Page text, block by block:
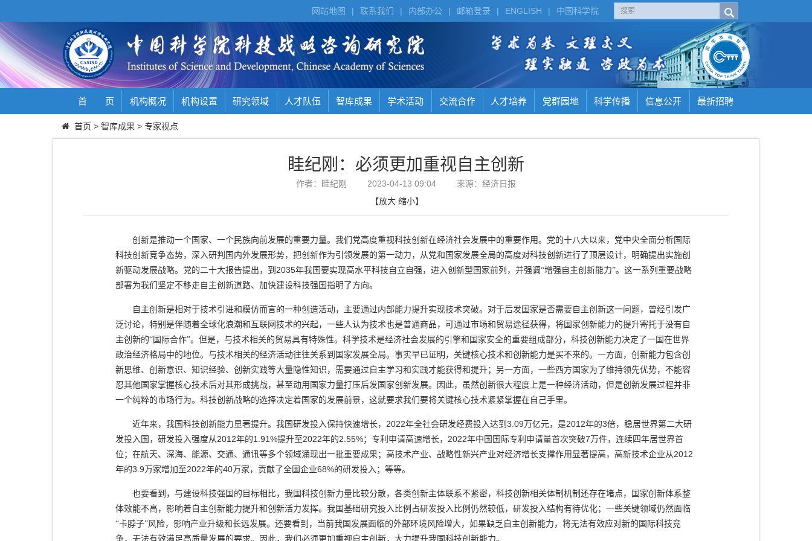
中国科学院
|
ENGLISH
|
邮箱登录
|
内部办公
|
联系我们
|
网站地图
首 页 机构概况 机构设置 研究领域 人才队伍 智库成果 学术活动 交流合作 人才培养 党群园地 科学传播 信息公开 最新招聘
首页 > 智库成果 > 专家视点
眭纪刚：必须更加重视自主创新
作者：眭纪刚 2023-04-13 09:04
来源：经济日报
【放大 缩小】
创新是推动一个国家、一个民族向前发展的重要力量。我们党高度重视科技创新在经济社会发展中的重要作用。党的十八大以来，党中央全面分析国际
科技创新竞争态势，深入研判国内外发展形势，把创新作为引领发展的第一动力，从党和国家发展全局的高度对科技创新进行了顶层设计，明确提出实施创
新驱动发展战略。党的二十大报告提出，到2035年我国要实现高水平科技自立自强，进入创新型国家前列，并强调“增强自主创新能力”。这一系列重要战略
部署为我们坚定不移走自主创新道路、加快建设科技强国指明了方向。
自主创新是相对于技术引进和模仿而言的一种创造活动，主要通过内部能力提升实现技术突破。对于后发国家是否需要自主创新这一问题，曾经引发广
泛讨论，特别是伴随着全球化浪潮和互联网技术的兴起，一些人认为技术也是普通商品，可通过市场和贸易途径获得，将国家创新能力的提升寄托于没有自
主创新的“国际合作”。但是，与技术相关的贸易具有特殊性。科学技术是经济社会发展的引擎和国家安全的重要组成部分，科技创新能力决定了一国在世界
政治经济格局中的地位。与技术相关的经济活动往往关系到国家发展全局。事实早已证明，关键核心技术和创新能力是买不来的。一方面，创新能力包含创
新思维、创新意识、知识经验、创新实践等大量隐性知识，需要通过自主学习和实践才能获得和提升；另一方面，一些西方国家为了维持领先优势，不能容
忍其他国家掌握核心技术后对其形成挑战，甚至动用国家力量打压后发国家创新发展。因此，虽然创新很大程度上是一种经济活动，但是创新发展过程并非
一个纯粹的市场行为。科技创新战略的选择决定着国家的发展前景，这就要求我们要将关键核心技术紧紧掌握在自己手里。
近年来，我国科技创新能力显著提升。我国研发投入保持快速增长，2022年全社会研发经费投入达到3.09万亿元，是2012年的3倍，稳居世界第二大研
发投入国，研发投入强度从2012年的1.91%提升至2022年的2.55%；专利申请高速增长，2022年中国国际专利申请量首次突破7万件，连续四年居世界首
位；在航天、深海、能源、交通、通讯等多个领域涌现出一批重要成果；高技术产业、战略性新兴产业对经济增长支撑作用显著提高，高新技术企业从2012
年的3.9万家增加至2022年的40万家，贡献了全国企业68%的研发投入；等等。
也要看到，与建设科技强国的目标相比，我国科技创新力量比较分散，各类创新主体联系不紧密，科技创新相关体制机制还存在堵点，国家创新体系整
体效能不高，影响着自主创新能力提升和创新活力发挥。我国基础研究投入比例占研发投入比例仍然较低，研发投入结构有待优化；一些关键领域仍然面临
“卡脖子”风险，影响产业升级和长远发展。还要看到，当前我国发展面临的外部环境风险增大，如果缺乏自主创新能力，将无法有效应对新的国际科技竞
争，无法有效满足高质量发展的要求。因此，我们必须更加重视自主创新，大力提升我国科技创新能力。